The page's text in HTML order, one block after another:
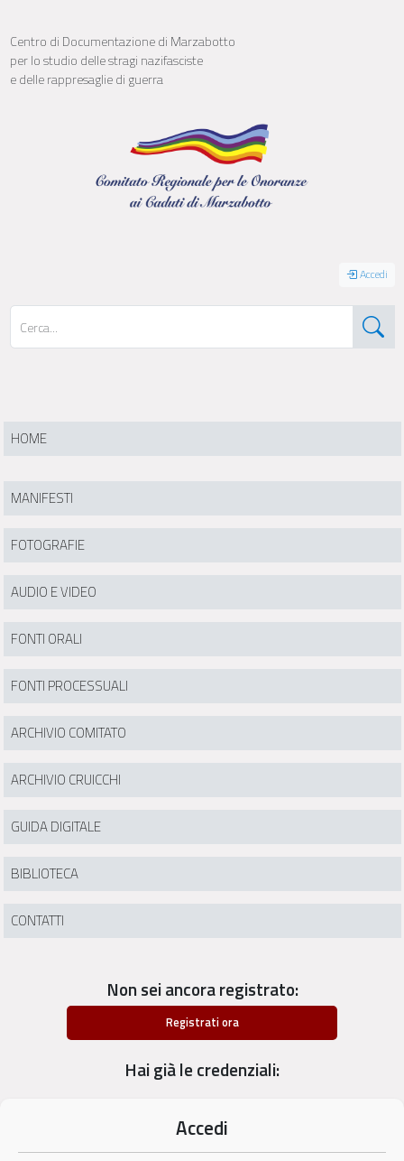
Centro di Documentazione di Marzabotto
per lo studio delle stragi nazifasciste
e delle rappresaglie di guerra
Accedi
HOME
MANIFESTI
FOTOGRAFIE
AUDIO E VIDEO
FONTI ORALI
FONTI PROCESSUALI
ARCHIVIO COMITATO
ARCHIVIO CRUICCHI
GUIDA DIGITALE
BIBLIOTECA
CONTATTI
Non sei ancora registrato:
Registrati ora
Hai già le credenziali:
Accedi